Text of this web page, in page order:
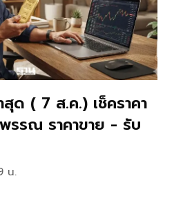
ด ( 7 ส.ค.) เช็คราคา
รรณ ราคาขาย - รับ
น.